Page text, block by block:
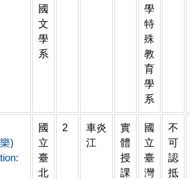
國
文
學
系
學
特
殊
教
育
學
系
)
國
立
臺
北
2
車炎
江
實
體
授
課
國
立
臺
灣
不
可
認
抵